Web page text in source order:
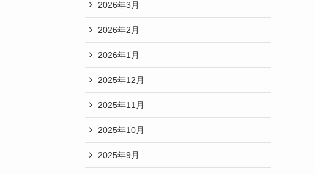
2026年3月
2026年2月
2026年1月
2025年12月
2025年11月
2025年10月
2025年9月